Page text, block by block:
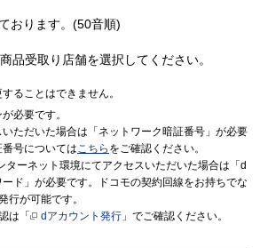
おります。(50音順)
品受取り店舗を選択してください。
ることはできません。
必要です。
いただいた場合は「ネットワーク暗証番号」が必要
号についてはこちら をご確認ください。
ターネット環境にてアクセスいただいた場合は「d
ド」が必要です。ドコモの契約回線をお持ちでな
行が可能です。
は「
dアカウント発行 」でご確認ください。